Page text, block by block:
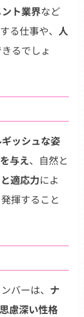
ト業界など
る仕事や、 人
るでしょ
ッシュな姿
与え、自然と
適応力によ
揮すること
バーは、 ナ
慮深い性格